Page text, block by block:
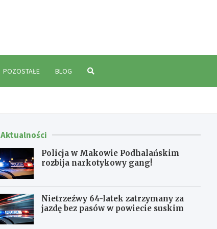
POZOSTAŁE BLOG
Aktualności
Policja w Makowie Podhalańskim
rozbija narkotykowy gang!
Nietrzeźwy 64-latek zatrzymany za
jazdę bez pasów w powiecie suskim